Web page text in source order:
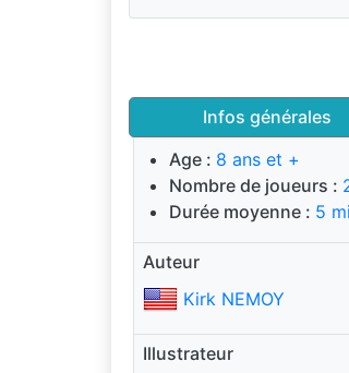
Infos générales
Age : 8 ans et +
Nombre de joueurs :
Durée moyenne : 5
Auteur
Kirk NEMOY
Illustrateur